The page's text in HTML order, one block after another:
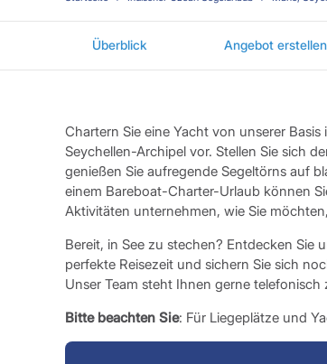
Überblick Angebot erstellen
Chartern Sie eine Yacht von unserer
Seychellen-Archipel vor. Stellen Sie sich
genießen Sie aufregende Segeltörns auf
einem Bareboat-Charter-Urlaub können
Aktivitäten unternehmen, wie Sie
Bereit, in See zu stechen? Entdecken Sie
perfekte Reisezeit und sichern Sie sich
Unser Team steht Ihnen gerne telefonisch
Bitte beachten Sie: Für Liegeplätze und